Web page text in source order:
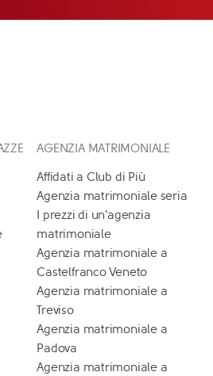
AGENZIA MATRIMONIALE
Affidati a Club di Più
Agenzia matrimoniale seria
I prezzi di un'agenzia
matrimoniale
Agenzia matrimoniale a
Castelfranco Veneto
Agenzia matrimoniale a
Treviso
Agenzia matrimoniale a
Padova
Agenzia matrimoniale a